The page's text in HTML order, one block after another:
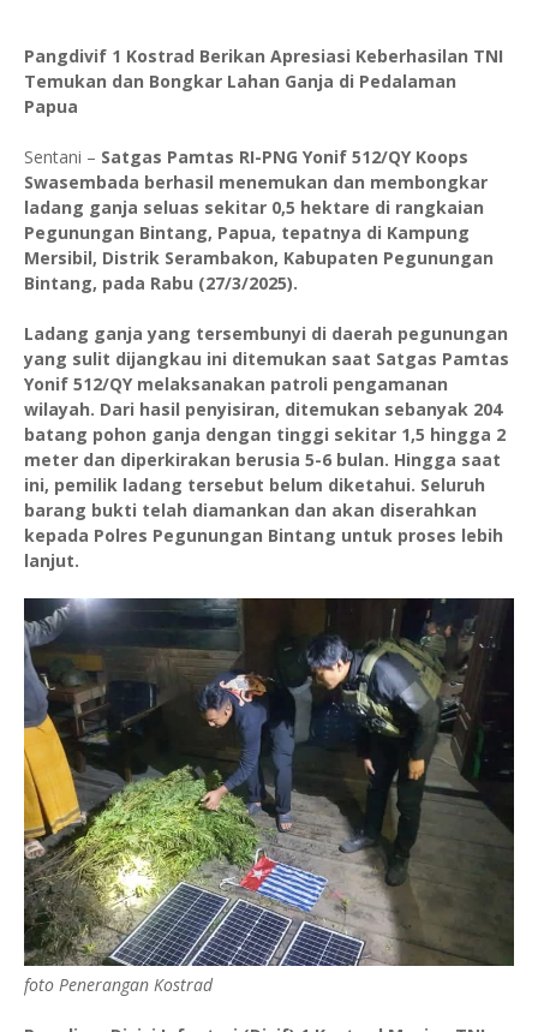
Pangdivif 1 Kostrad Berikan Apresiasi Keberhasilan TNI
Temukan dan Bongkar Lahan Ganja di Pedalaman
Papua
Sentani – Satgas Pamtas RI-PNG Yonif 512/QY Koops
Swasembada berhasil menemukan dan membongkar
ladang ganja seluas sekitar 0,5 hektare di rangkaian
Pegunungan Bintang, Papua, tepatnya di Kampung
Mersibil, Distrik Serambakon, Kabupaten Pegunungan
Bintang, pada Rabu (27/3/2025).
Ladang ganja yang tersembunyi di daerah pegunungan
yang sulit dijangkau ini ditemukan saat Satgas Pamtas
Yonif 512/QY melaksanakan patroli pengamanan
wilayah. Dari hasil penyisiran, ditemukan sebanyak 204
batang pohon ganja dengan tinggi sekitar 1,5 hingga 2
meter dan diperkirakan berusia 5-6 bulan. Hingga saat
ini, pemilik ladang tersebut belum diketahui. Seluruh
barang bukti telah diamankan dan akan diserahkan
kepada Polres Pegunungan Bintang untuk proses lebih
lanjut.
foto Penerangan Kostrad